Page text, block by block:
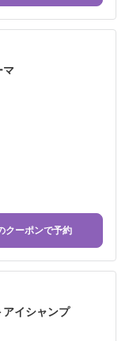
マ
クーポンで予約
アイシャンプ